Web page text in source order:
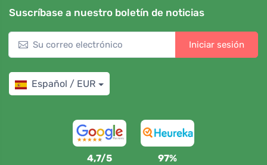
Suscríbase a nuestro boletín de noticias
Iniciar sesión
Español / EUR
4,7/5 97%